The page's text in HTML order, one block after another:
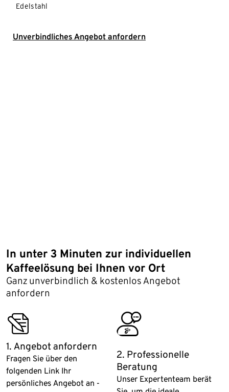
Edelstahl
Unverbindliches Angebot anfordern
In unter 3 Minuten zur individuellen
Kaffeelösung bei Ihnen vor Ort
Ganz unverbindlich & kostenlos Angebot
anfordern
fillout_form
1. Angebot anfordern
Fragen Sie über den
folgenden Link Ihr
persönliches Angebot an -
customer_service
2. Professionelle
Beratung
Unser Expertenteam berät